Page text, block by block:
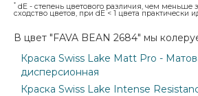
* dE - степень цветового различия, чем меньше
сходство цветов, при dE < 1 цвета практически
В цвет "FAVA BEAN 2684" мы
Краска Swiss Lake Matt Pro -
дисперсионная
Краска Swiss Lake Intense